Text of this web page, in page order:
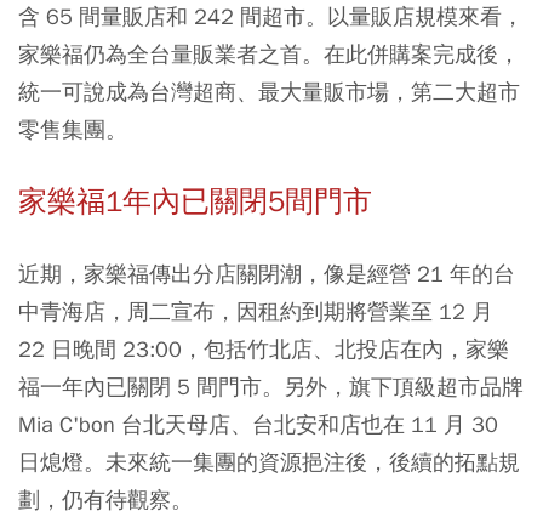
含 65 間量販店和 242 間超市。以量販店規模來看，
家樂福仍為全台量販業者之首。在此併購案完成後，
統一可說成為台灣超商、最大量販市場，第二大超市
零售集團。
家樂福1年內已關閉5間門市
近期，家樂福傳出分店關閉潮，像是經營 21 年的台
中青海店，周二宣布，因租約到期將營業至 12 月
22 日晚間 23:00，包括竹北店、北投店在內，家樂
福一年內已關閉 5 間門市。另外，旗下頂級超市品牌
Mia C'bon 台北天母店、台北安和店也在 11 月 30
日熄燈。未來統一集團的資源挹注後，後續的拓點規
劃，仍有待觀察。